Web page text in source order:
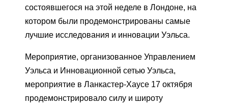
состоявшегося на этой неделе в Лондоне, на
котором были продемонстрированы самые
лучшие исследования и инновации Уэльса.
Мероприятие, организованное Управлением
Уэльса и Инновационной сетью Уэльса,
мероприятие в Ланкастер-Хаусе 17 октября
продемонстрировало силу и широту